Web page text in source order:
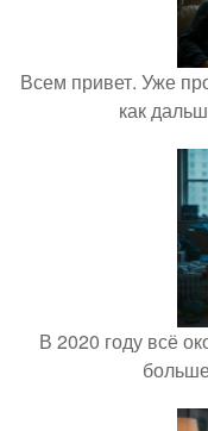
Всем привет. Уже
как
В 2020 году всё